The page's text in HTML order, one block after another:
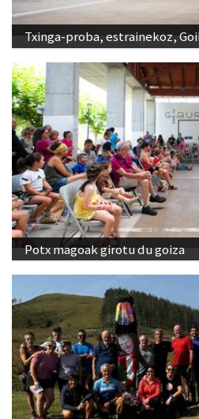
Txinga-proba, estrainekoz,
Potx magoak girotu du goiza